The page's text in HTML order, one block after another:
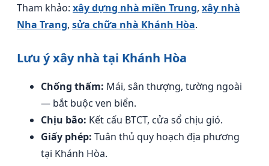
Tham khảo: xây dựng nhà miền Trung, xây nhà
Nha Trang, sửa chữa nhà Khánh Hòa.
Lưu ý xây nhà tại Khánh Hòa
Chống thấm: Mái, sân thượng, tường ngoài
— bắt buộc ven biển.
Chịu bão: Kết cấu BTCT, cửa sổ chịu gió.
Giấy phép: Tuân thủ quy hoạch địa phương
tại Khánh Hòa.